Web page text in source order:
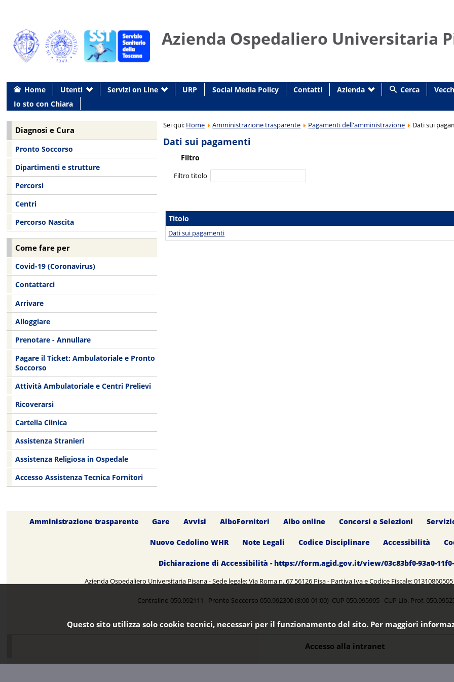
Azienda Ospedaliero Universitaria
Home Utenti Servizi on Line URP Social Media Policy Contatti Azienda Cerca
Io sto con Chiara
Sei qui: Home Amministrazione trasparente Pagamenti dell'amministrazione Dati sui
Dati sui pagamenti
Filtro
Filtro titolo
Titolo
Dati sui pagamenti
Diagnosi e Cura
Pronto Soccorso
Dipartimenti e strutture
Percorsi
Centri
Percorso Nascita
Come fare per
Covid-19 (Coronavirus)
Contattarci
Arrivare
Alloggiare
Prenotare - Annullare
Pagare il Ticket: Ambulatoriale e Pronto
Soccorso
Attività Ambulatoriale e Centri Prelievi
Ricoverarsi
Cartella Clinica
Assistenza Stranieri
Assistenza Religiosa in Ospedale
Accesso Assistenza Tecnica Fornitori
Amministrazione trasparente Gare Avvisi AlboFornitori Albo online Concorsi e Selezioni
Nuovo Cedolino WHR Note Legali Codice Disciplinare Accessibilità
Dichiarazione di Accessibilità - https://form.agid.gov.it/view/03c83bf0-93a0-11f0-
Azienda Ospedaliero Universitaria Pisana - Sede legale: Via Roma n. 67 56126 Pisa - Partiva Iva e Codice Fiscale:
Centralino 050.992111 Pronto Soccorso 050.992300 (8:00-01:00) CUP 050.995995 CUP Lib. Prof.
Accesso alla intranet
Questo sito utilizza solo cookie tecnici, necessari per il funzionamento del sito. Per maggiori